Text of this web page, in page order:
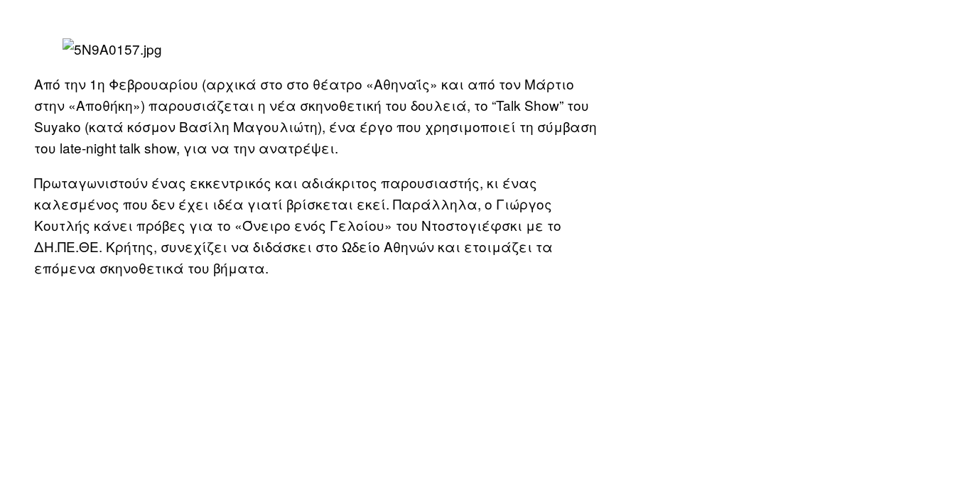
Από την 1η Φεβρουαρίου (αρχικά στο στο θέατρο «Αθηναΐς» και από τον Μάρτιο
στην «Αποθήκη») παρουσιάζεται η νέα σκηνοθετική του δουλειά, το “Talk Show” του
Suyako (κατά κόσμον Βασίλη Μαγουλιώτη), ένα έργο που χρησιμοποιεί τη σύμβαση
του late-night talk show, για να την ανατρέψει.
Πρωταγωνιστούν ένας εκκεντρικός και αδιάκριτος παρουσιαστής, κι ένας
καλεσμένος που δεν έχει ιδέα γιατί βρίσκεται εκεί. Παράλληλα, ο Γιώργος
Κουτλής κάνει πρόβες για το «Όνειρο ενός Γελοίου» του Ντοστογιέφσκι με το
ΔΗ.ΠΕ.ΘΕ. Κρήτης, συνεχίζει να διδάσκει στο Ωδείο Αθηνών και ετοιμάζει τα
επόμενα σκηνοθετικά του βήματα.